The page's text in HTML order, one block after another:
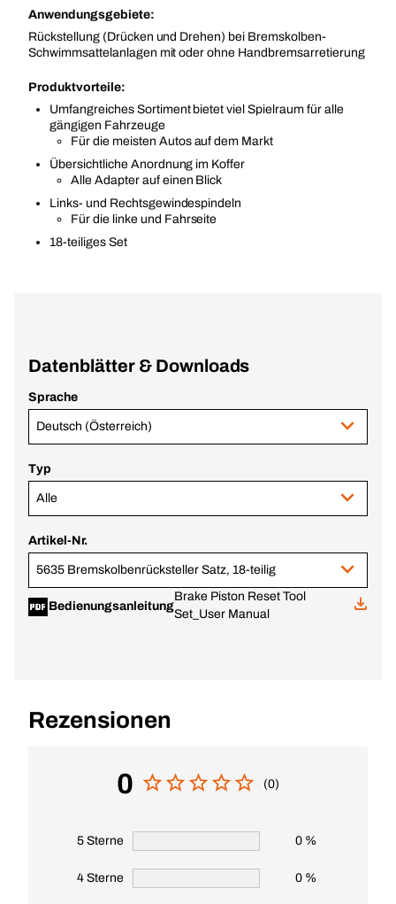
Anwendungsgebiete:
Rückstellung (Drücken und Drehen) bei Bremskolben-
Schwimmsattelanlagen mit oder ohne Handbremsarretierung
Produktvorteile:
Umfangreiches Sortiment bietet viel Spielraum für alle
gängigen Fahrzeuge
Für die meisten Autos auf dem Markt
Übersichtliche Anordnung im Koffer
Alle Adapter auf einen Blick
Links- und Rechtsgewindespindeln
Für die linke und Fahrseite
18-teiliges Set
Datenblätter & Downloads
Sprache
Deutsch (Österreich)
Typ
Alle
Artikel-Nr.
5635 Bremskolbenrücksteller Satz, 18-teilig
Bedienungsanleitung
Brake Piston Reset Tool
Set_User Manual
Rezensionen
0 (0)
5 Sterne 0 %
4 Sterne 0 %